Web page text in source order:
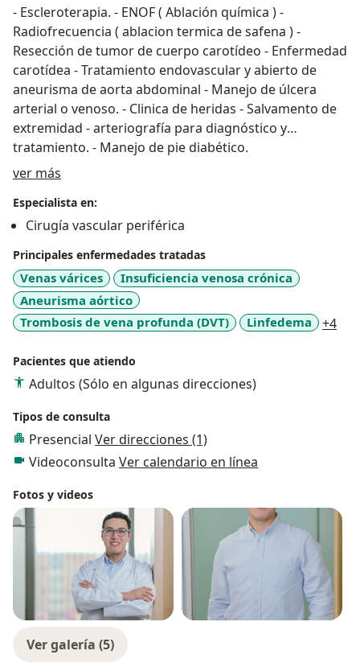
- Escleroterapia. - ENOF ( Ablación química ) -
Radiofrecuencia ( ablacion termica de safena ) -
Resección de tumor de cuerpo carotídeo - Enfermedad
carotídea - Tratamiento endovascular y abierto de
aneurisma de aorta abdominal - Manejo de úlcera
arterial o venoso. - Clinica de heridas - Salvamento de
extremidad - arteriografía para diagnóstico y
tratamiento. - Manejo de pie diabético.
ver más
Especialista en:
Cirugía vascular periférica
Principales enfermedades tratadas
Venas várices
Insuficiencia venosa crónica
Aneurisma aórtico
Trombosis de vena profunda (DVT)
Linfedema +4
Pacientes que atiendo
Adultos (Sólo en algunas direcciones)
Tipos de consulta
Presencial Ver direcciones (1)
Videoconsulta Ver calendario en línea
Fotos y videos
Ver galería (5)